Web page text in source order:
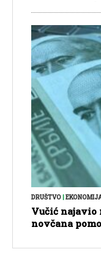
DRUŠTVO|
Vučić najavio
novčana